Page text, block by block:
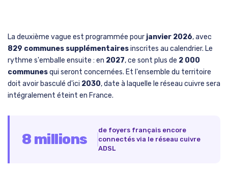
La deuxième vague est programmée pour janvier 2026, avec
829 communes supplémentairesinscrites au calendrier. Le
rythme s'emballe ensuite : en 2027, ce sont plus de 2 000
communesqui seront concernées. Et l'ensemble du territoire
doit avoir basculé d'ici 2030, date à laquelle le réseau cuivre sera
intégralement éteint en France.
8 millions
de foyers français encore
connectés via le réseau cuivre
ADSL